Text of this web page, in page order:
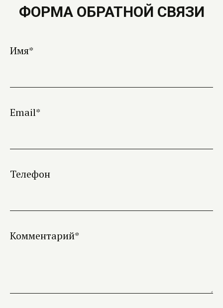
ФОРМА ОБРАТНОЙ СВЯЗИ
Имя*
Email*
Телефон
Комментарий*